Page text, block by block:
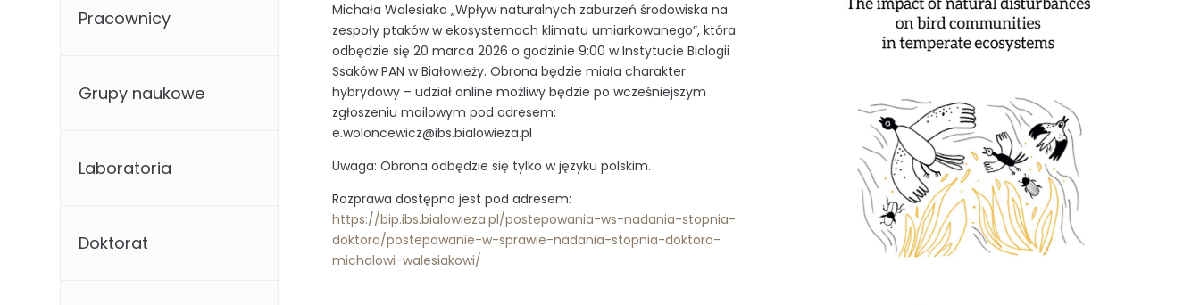
Michała Walesiaka „Wpływ naturalnych zaburzeń środowiska na
zespoły ptaków w ekosystemach klimatu umiarkowanego”, która
odbędzie się 20 marca 2026 o godzinie 9:00 w Instytucie Biologii
Ssaków PAN w Białowieży. Obrona będzie miała charakter
hybrydowy – udział online możliwy będzie po wcześniejszym
zgłoszeniu mailowym pod adresem:
e.woloncewicz@ibs.bialowieza.pl
Uwaga: Obrona odbędzie się tylko w języku polskim.
Rozprawa dostępna jest pod adresem:
https://bip.ibs.bialowieza.pl/postepowania-ws-nadania-stopnia-
doktora/postepowanie-w-sprawie-nadania-stopnia-doktora-
michalowi-walesiakowi/
Pracownicy
Grupy naukowe
Laboratoria
Doktorat